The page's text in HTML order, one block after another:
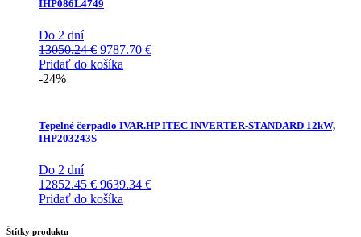
IHP086L4749
Do 2 dní
13050.24€ Pôvodná
cena
9787.70 €Aktuálna
Pridať do košíka
-24%
Tepelné čerpadlo IVAR.HP ITEC INVERTER-STANDARD 12kW,
IHP203243S
Do 2 dní
12852.45€ Pôvodná
cena
9639.34 €Aktuálna
Pridať do košíka
Štítky produktu